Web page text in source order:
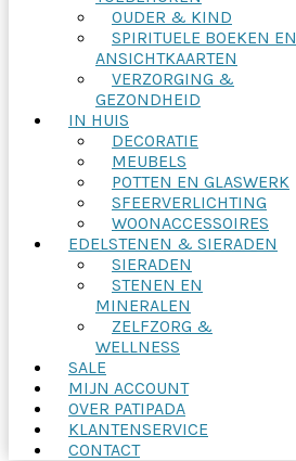
OUDER & KIND
SPIRITUELE BOEKEN EN
ANSICHTKAARTEN
VERZORGING &
GEZONDHEID
IN HUIS
DECORATIE
MEUBELS
POTTEN EN GLASWERK
SFEERVERLICHTING
WOONACCESSOIRES
EDELSTENEN & SIERADEN
SIERADEN
STENEN EN
MINERALEN
ZELFZORG &
WELLNESS
SALE
MIJN ACCOUNT
OVER PATIPADA
KLANTENSERVICE
CONTACT